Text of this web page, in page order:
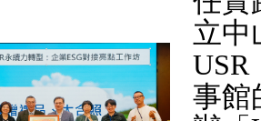
立中
USR
事館